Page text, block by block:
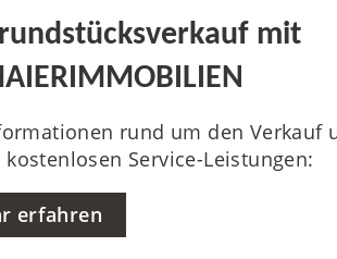
mit
rund um den Verkauf
Service-Leistungen:
erfahren